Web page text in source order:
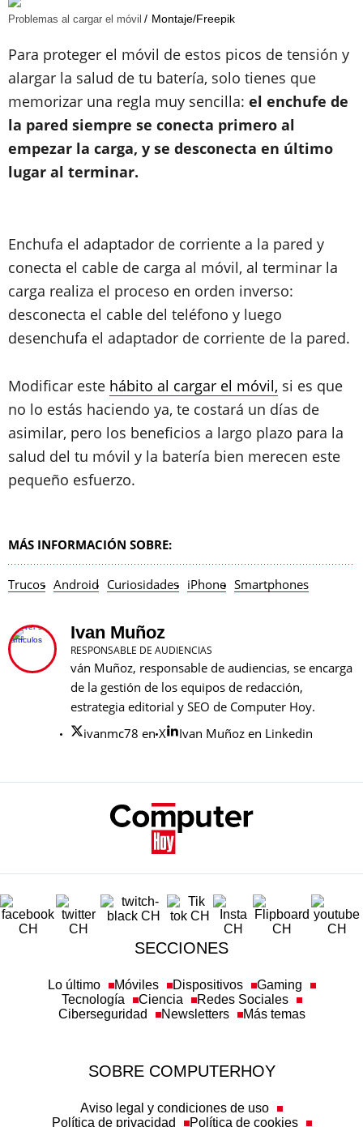
Problemas al cargar el móvil Montaje/Freepik
Para proteger el móvil de estos picos de tensión y
alargar la salud de tu batería, solo tienes que
memorizar una regla muy sencilla: el enchufe de
la pared siempre se conecta primero al
empezar la carga, y se desconecta en último
lugar al terminar.
Enchufa el adaptador de corriente a la pared y
conecta el cable de carga al móvil, al terminar la
carga realiza el proceso en orden inverso:
desconecta el cable del teléfono y luego
desenchufa el adaptador de corriente de la pared.
Modificar este hábito al cargar el móvil, si es que
no lo estás haciendo ya, te costará un días de
asimilar, pero los beneficios a largo plazo para la
salud del tu móvil y la batería bien merecen este
pequeño esfuerzo.
MÁS INFORMACIÓN SOBRE:
Trucos Android Curiosidades iPhone Smartphones
Ivan Muñoz
RESPONSABLE DE AUDIENCIAS
ván Muñoz, responsable de audiencias, se encarga
de la gestión de los equipos de redacción,
estrategia editorial y SEO de Computer Hoy.
ivanmc78 en X
Ivan Muñoz en Linkedin
SECCIONES
Lo último Móviles Dispositivos
Gaming
Tecnología
Ciencia
Redes Sociales
Ciberseguridad
Newsletters Más temas
SOBRE COMPUTERHOY
Aviso legal y condiciones de uso
Política de privacidad
Política de cookies